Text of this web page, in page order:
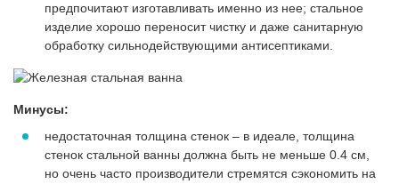
предпочитают изготавливать именно из нее; стальное
изделие хорошо переносит чистку и даже санитарную
обработку сильнодействующими антисептиками.
Минусы:
недостаточная толщина стенок – в идеале, толщина
стенок стальной ванны должна быть не меньше 0.4 см,
но очень часто производители стремятся сэкономить на